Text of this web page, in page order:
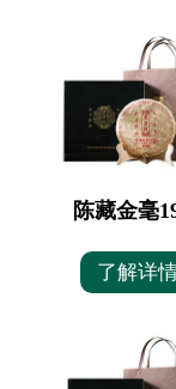
陈藏金毫
了解详